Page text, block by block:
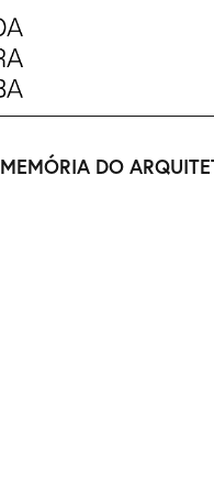
MEMÓRIA DO